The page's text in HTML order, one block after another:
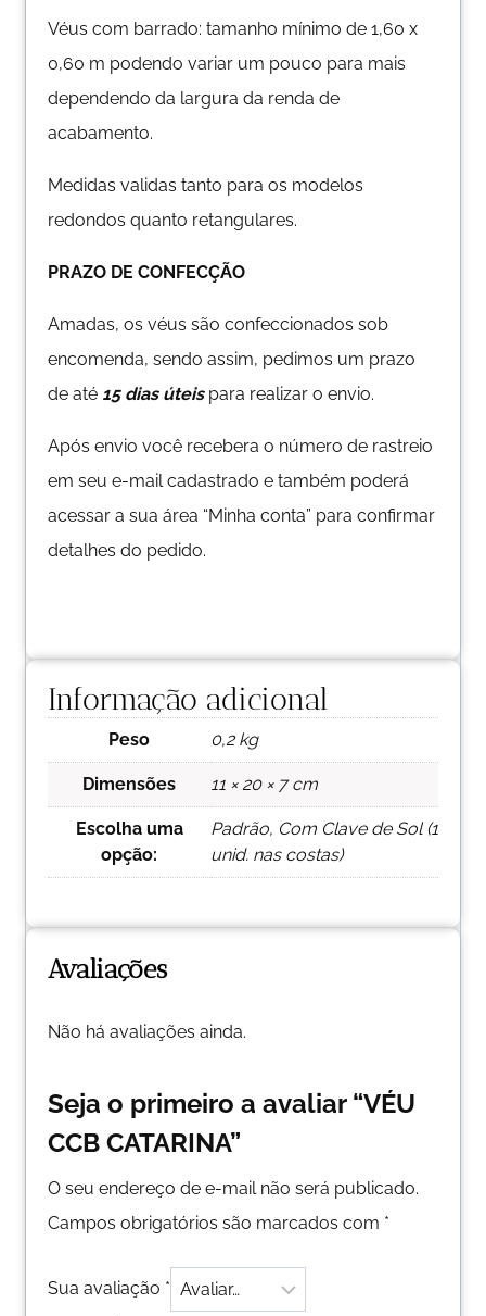
Véus com barrado: tamanho mínimo de 1,60 x
0,60 m podendo variar um pouco para mais
dependendo da largura da renda de
acabamento.
Medidas validas tanto para os modelos
redondos quanto retangulares.
PRAZO DE CONFECÇÃO
Amadas, os véus são confeccionados sob
encomenda, sendo assim, pedimos um prazo
de até 15 dias úteispara realizar o envio.
Após envio você recebera o número de rastreio
em seu e-mail cadastrado e também poderá
acessar a sua área “Minha conta” para confirmar
detalhes do pedido.
Informação adicional
Peso 0,2 kg
Dimensões 11 × 20 × 7 cm
Escolha uma
opção:
Padrão, Com Clave de Sol (1
unid. nas costas)
Avaliações
Não há avaliações ainda.
Seja o primeiro a avaliar “VÉU
CCB CATARINA”
O seu endereço de e-mail não será publicado.
Campos obrigatórios são marcados com *
Sua avaliação *